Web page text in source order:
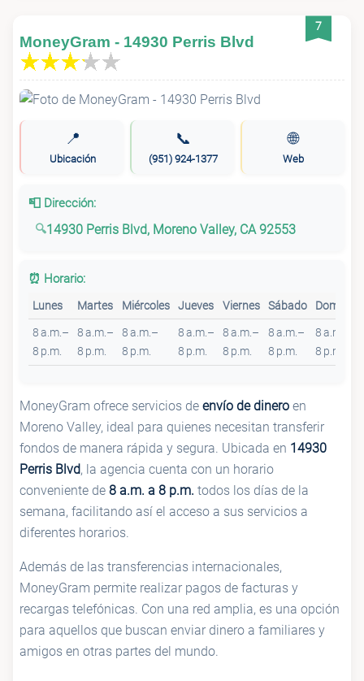
7
MoneyGram - 14930 Perris Blvd
📍
Ubicación
📞
(951) 924-1377
🌐
Web
📮 Dirección:
14930 Perris Blvd, Moreno Valley, CA 92553
⏰ Horario:
Lunes Martes Miércoles Jueves Viernes Sábado Domingo
8 a.m.–
8 p.m.
8 a.m.–
8 p.m.
8 a.m.–
8 p.m.
8 a.m.–
8 p.m.
8 a.m.–
8 p.m.
8 a.m.–
8 p.m.
8 a.m.–
8 p.m.
MoneyGram ofrece servicios de envío de dinero en
Moreno Valley, ideal para quienes necesitan transferir
fondos de manera rápida y segura. Ubicada en 14930
Perris Blvd, la agencia cuenta con un horario
conveniente de 8 a.m. a 8 p.m. todos los días de la
semana, facilitando así el acceso a sus servicios a
diferentes horarios.
Además de las transferencias internacionales,
MoneyGram permite realizar pagos de facturas y
recargas telefónicas. Con una red amplia, es una opción
para aquellos que buscan enviar dinero a familiares y
amigos en otras partes del mundo.